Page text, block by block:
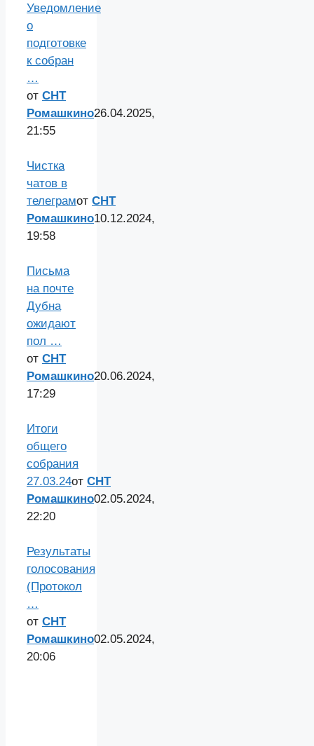
Уведомление
о
подготовке
к собран
…
от СНТ
Ромашкино26.04.2025,
21:55
Чистка
чатов в
телеграмот СНТ
Ромашкино10.12.2024,
19:58
Письма
на почте
Дубна
ожидают
пол …
от СНТ
Ромашкино20.06.2024,
17:29
Итоги
общего
собрания
27.03.24от СНТ
Ромашкино02.05.2024,
22:20
Результаты
голосования
(Протокол
…
от СНТ
Ромашкино02.05.2024,
20:06